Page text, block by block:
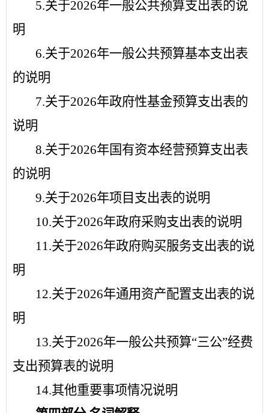
5.关于2026年一般公共预算支出表的说
明
6.关于2026年一般公共预算基本支出表
的说明
7.关于2026年政府性基金预算支出表的
说明
8.关于2026年国有资本经营预算支出表
的说明
9.关于2026年项目支出表的说明
10.关于2026年政府采购支出表的说明
11.关于2026年政府购买服务支出表的说
明
12.关于2026年通用资产配置支出表的说
明
13.关于2026年一般公共预算“三公”经费
支出预算表的说明
14.其他重要事项情况说明